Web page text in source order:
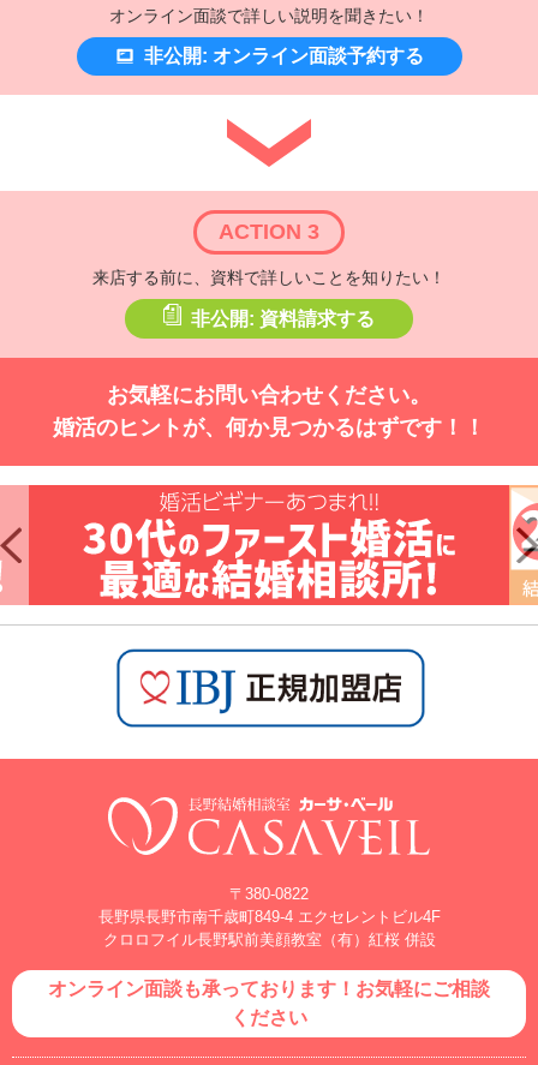
オンライン面談で詳しい説明を聞きたい！
非公開: オンライン面談予約する
ACTION 3
来店する前に、資料で詳しいことを知りたい！
非公開: 資料請求する
お気軽にお問い合わせください。
婚活のヒントが、何か見つかるはずです！！
〒380-0822
長野県長野市南千歳町849-4 エクセレントビル4F
クロロフイル長野駅前美顔教室（有）紅桜 併設
オンライン面談も承っております！お気軽にご相談
ください